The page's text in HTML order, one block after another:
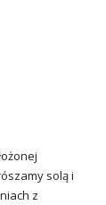
solą i
z